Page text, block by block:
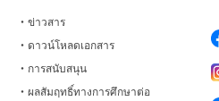
・ข่าวสาร
・ดาวน์โหลดเอกสาร
・การสนับสนุน
・ผลสัมฤทธิ์ทางการศึกษาต่อ